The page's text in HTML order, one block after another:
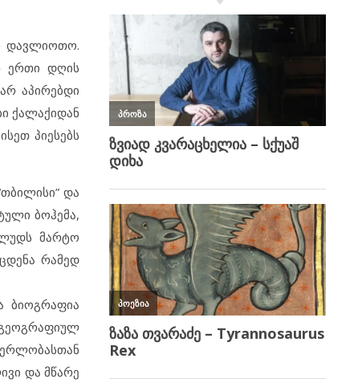
დავლიოთო.
ერთი დღის
აპირებდი
ქალაქიდან
პიესებს
და
ბოჰემა,
მარტო
რამედ
ბიოგრაფია
და მწარე